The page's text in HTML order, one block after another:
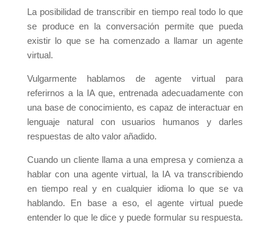
La posibilidad de transcribir en tiempo real todo lo que
se produce en la conversación permite que pueda
existir lo que se ha comenzado a llamar un agente
virtual.
Vulgarmente hablamos de agente virtual para
referirnos a la IA que, entrenada adecuadamente con
una base de conocimiento, es capaz de interactuar en
lenguaje natural con usuarios humanos y darles
respuestas de alto valor añadido.
Cuando un cliente llama a una empresa y comienza a
hablar con una agente virtual, la IA va transcribiendo
en tiempo real y en cualquier idioma lo que se va
hablando. En base a eso, el agente virtual puede
entender lo que le dice y puede formular su respuesta.